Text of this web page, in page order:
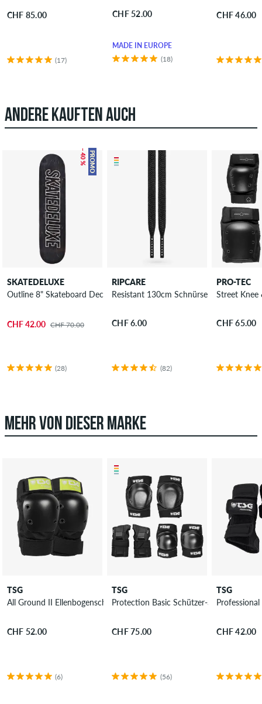
CHF 85.00
(17)
CHF 52.00
MADE IN EUROPE
(18)
CHF 46.00
ANDERE KAUFTEN AUCH
PROMO
– 40 %
SKATEDELUXE
Outline 8" Skateboard Deck
CHF 42.00 CHF 70.00
(28)
RIPCARE
Resistant 130cm Schnürsenkel
CHF 6.00
(82)
PRO-TEC
Street Knee
CHF 65.00
MEHR VON DIESER MARKE
TSG
All Ground II Ellenbogenschützer
CHF 52.00
(6)
TSG
Protection Basic Schützer-Set
CHF 75.00
(56)
TSG
CHF 42.00